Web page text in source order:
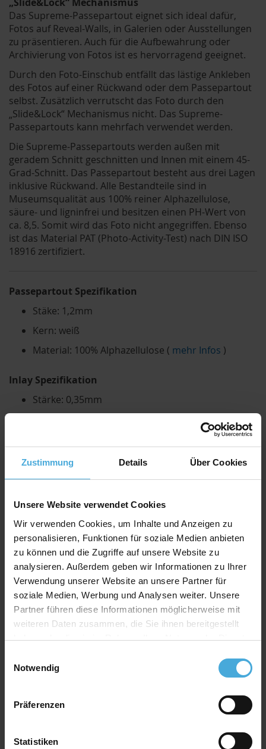
Zustimmung Details Über Cookies
Unsere Website verwendet Cookies
Wir verwenden Cookies, um Inhalte und Anzeigen zu
personalisieren, Funktionen für soziale Medien anbieten
zu können und die Zugriffe auf unsere Website zu
analysieren. Außerdem geben wir Informationen zu Ihrer
Verwendung unserer Website an unsere Partner für
soziale Medien, Werbung und Analysen weiter. Unsere
Partner führen diese Informationen möglicherweise mit
weiteren Daten zusammen, die Sie ihnen bereitgestellt
haben oder die sie im Rahmen Ihrer Nutzung der Dienste
Notwendig
Präferenzen
Statistiken
„Slide&Lock“ Mechanismus
Das Supreme-Passepartout eignet sich ideal dafür,
Fotos auf Reveal-Walls, in Galerien oder Ausstellungen
zu präsentieren. Auch für die Aufbewahrung oder
Archivierung von Fotos ist es hervorragend geeignet.
Durch den Foto-Einschub entfällt das lästige Ankleben
des Fotos auf einer Rückwand oder dem Passepartout
selbst. Zusätzlich verrutscht das Foto durch den
„Slide&Lock“ Mechanismus nicht. Das Supreme-
Passepartouts kann mehrfach verwendet werden.
Die Supreme-Passepartouts werden außen mit
geradem Schnitt geschnitten und Innen mit einem 45-
Grad-Schnitt. Das Passepartout besteht aus drei Lagen
inklusive Rückwand. Alle Bestandteile sind in
Museumsqualität aus 100% reiner Alphazellulose,
säure- und ligninfrei und besitzen einen PH-Wert von
ca. 8,5. Somit wird das Foto nicht angegriffen. Ebenso
ist das Material PAT (Photo-Activity-Test) nach DIN ISO
18916 zertifiziert.
Passepartout Spezifikation
Stäke: 1,2mm
Kern: weiß
Material: 100% Alphazellulose ( mehr Infos )
Inlay Spezifikation
Stärke: 0,35mm
Rückwand Spezifikation
Farbe: weiß
Material: 100% Alphazellulose
Qualitativ hochwertiger Passepartoutkarton für
alle Fälle zu einem attraktiven Preis-Werte-
Verhältnis
AlphaUVplus- WhiteAlpha
Die Serie „WhiteAlpha“ steht für einen hoch weißen
Basiskarton aus 100% Alphazellulose.
erhalten durch den weißen Schrägschnitt eine klare
Farbkonzept
AlphaUVplus
Passepartouts zu den Hauptfarben im Bild.